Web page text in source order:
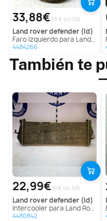
33,88€28 € sin IVA
land roverdefender (ld)
Faro Izquierdo para Land Rover Defender (Ld)
4484266
También te
22,99€19 € sin IVA
land roverdefender (ld)
Intercooler para Land Rover Defender (Ld)
4480842